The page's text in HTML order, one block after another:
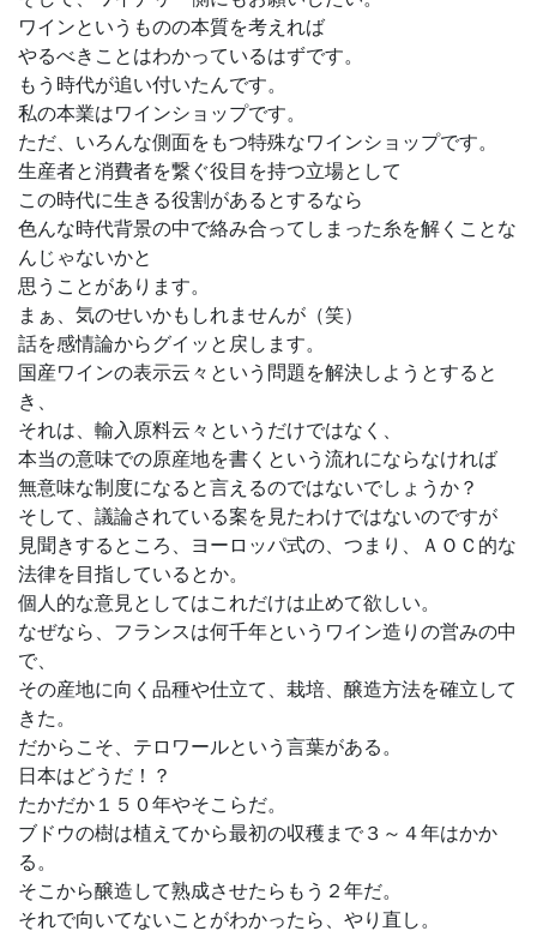
ワインというものの本質を考えれば
やるべきことはわかっているはずです。
もう時代が追い付いたんです。
私の本業はワインショップです。
ただ、いろんな側面をもつ特殊なワインショップです。
生産者と消費者を繋ぐ役目を持つ立場として
この時代に生きる役割があるとするなら
色んな時代背景の中で絡み合ってしまった糸を解くことな
んじゃないかと
思うことがあります。
まぁ、気のせいかもしれませんが（笑）
話を感情論からグイッと戻します。
国産ワインの表示云々という問題を解決しようとすると
き、
それは、輸入原料云々というだけではなく、
本当の意味での原産地を書くという流れにならなければ
無意味な制度になると言えるのではないでしょうか？
そして、議論されている案を見たわけではないのですが
見聞きするところ、ヨーロッパ式の、つまり、ＡＯＣ的な
法律を目指しているとか。
個人的な意見としてはこれだけは止めて欲しい。
なぜなら、フランスは何千年というワイン造りの営みの中
で、
その産地に向く品種や仕立て、栽培、醸造方法を確立して
きた。
だからこそ、テロワールという言葉がある。
日本はどうだ！？
たかだか１５０年やそこらだ。
ブドウの樹は植えてから最初の収穫まで３～４年はかか
る。
そこから醸造して熟成させたらもう２年だ。
それで向いてないことがわかったら、やり直し。